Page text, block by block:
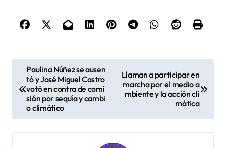
e
g
Paulina Núñez se ausen
tó y José Miguel Castro
votó en contra de comi
sión por sequía y cambi
o climático
Llaman a participar en
marcha por el medio a
mbiente y la acción cli
mática